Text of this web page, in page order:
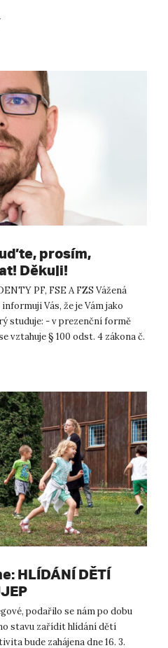
prosím,
Děkuji!
PF, FSE A FZS Vážená
Vás, že je Vám jako
studuje: - v prezenční formě
vztahuje § 100 odst. 4 zákona č.
HLÍDÁNÍ DĚTÍ
podařilo se nám po dobu
stavu zařídit hlídání dětí
bude zahájena dne 16. 3.